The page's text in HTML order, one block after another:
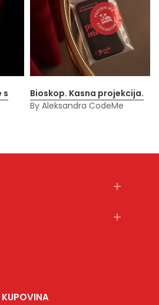
s
Bioskop. Kasna projekcija.
By Aleksandra CodeMe